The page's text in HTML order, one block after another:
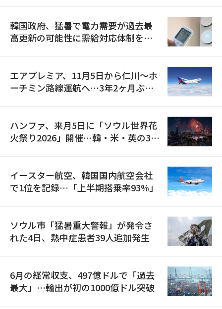
韓国政府、猛暑で電力需要が過去最
高更新の可能性に需給対応体制を点
エアプレミア、11月5日から仁川〜ホ
ーチミン路線運航へ…3年2ヶ月ぶり
ハンファ、来月5日に「ソウル世界花
火祭り2026」開催…韓・米・英の3カ
イースター航空、韓国国内航空会社
で1位を記録…「上半期搭乗率93%」
ソウル市「猛暑重大警報」が発令さ
れた4日、熱中症患者39人追加発生
6月の経常収支、497億ドルで「過去
最大」…輸出が初の1000億ドル突破